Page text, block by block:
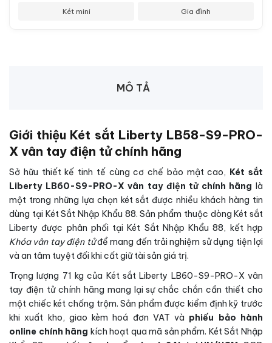
Két mini Gia đình
MÔ TẢ
Giới thiệu Két sắt Liberty LB58-S9-PRO-
X vân tay điện tử chính hãng
Sở hữu thiết kế tinh tế cùng cơ chế bảo mật cao, Két sắt
Liberty LB60-S9-PRO-X vân tay điện tử chính hãng là
một trong những lựa chọn két sắt được nhiều khách hàng tin
dùng tại Két Sắt Nhập Khẩu 88. Sản phẩm thuộc dòng Két sắt
Liberty được phân phối tại Két Sắt Nhập Khẩu 88, kết hợp
Khóa vân tay điện tửđể mang đến trải nghiệm sử dụng tiện lợi
và an tâm tuyệt đối khi cất giữ tài sản giá trị.
Trọng lượng 71 kg của Két sắt Liberty LB60-S9-PRO-X vân
tay điện tử chính hãng mang lại sự chắc chắn cần thiết cho
một chiếc két chống trộm. Sản phẩm được kiểm định kỹ trước
khi xuất kho, giao kèm hoá đơn VAT và phiếu bảo hành
online chính hãng kích hoạt qua mã sản phẩm. Két Sắt Nhập